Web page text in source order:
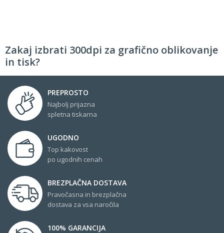
Zakaj izbrati 300dpi za grafično oblikovanje
in tisk?
PREPROSTO
Najbolj prijazna
spletna tiskarna
UGODNO
Top kakovost
po ugodnih cenah
BREZPLAČNA DOSTAVA
Pravočasna in brezplačna
dostava za vsa naročila
100% GARANCIJA